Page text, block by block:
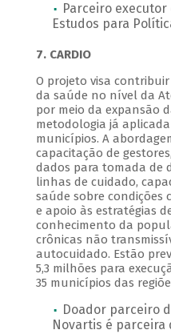
Parceiro
Estudos para
7. CARDIO
O projeto visa
da saúde no nível da
por meio da expansão
metodologia já
municípios. A
capacitação de
dados para tomada de
linhas de cuidado,
saúde sobre condições
e apoio às estratégias
conhecimento da
crônicas não
autocuidado. Estão
5,3 milhões para
35 municípios das
Doador parceiro
Novartis é